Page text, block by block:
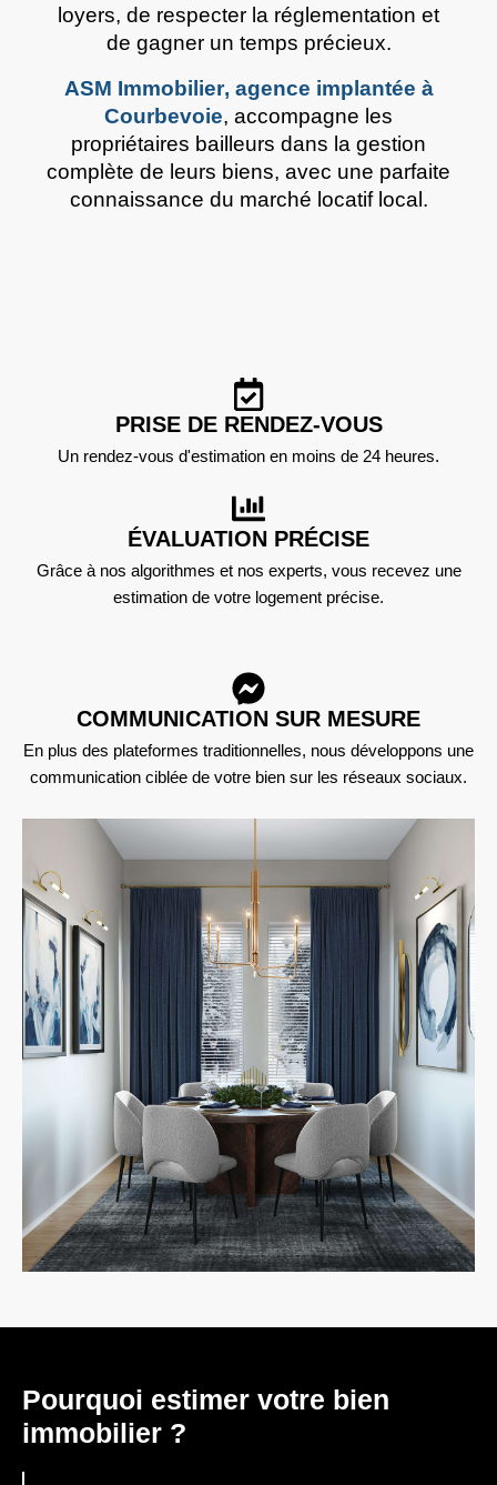
loyers, de respecter la réglementation et
de gagner un temps précieux.
ASM Immobilier, agence implantée à
Courbevoie, accompagne les
propriétaires bailleurs dans la gestion
complète de leurs biens, avec une parfaite
connaissance du marché locatif local.
PRISE DE RENDEZ-VOUS
Un rendez-vous d'estimation en moins de 24 heures.
ÉVALUATION PRÉCISE
Grâce à nos algorithmes et nos experts, vous recevez une
estimation de votre logement précise.
COMMUNICATION SUR MESURE
En plus des plateformes traditionnelles, nous développons une
communication ciblée de votre bien sur les réseaux sociaux.
Pourquoi estimer votre bien
immobilier ?